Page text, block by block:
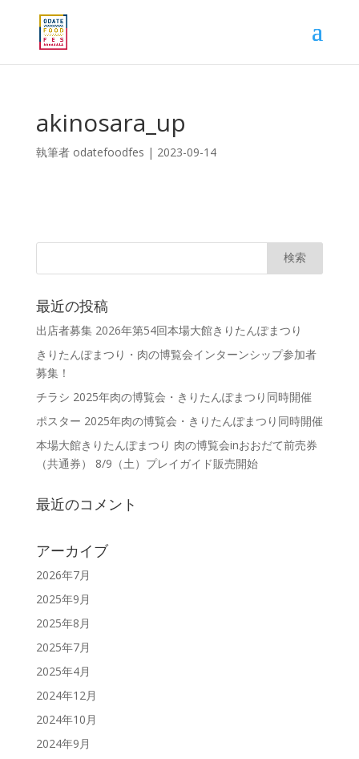
akinosara_up
執筆者 odatefoodfes | 2023-09-14
最近の投稿
出店者募集 2026年第54回本場大館きりたんぽまつり
きりたんぽまつり・肉の博覧会インターンシップ参加者
募集！
チラシ 2025年肉の博覧会・きりたんぽまつり同時開催
ポスター 2025年肉の博覧会・きりたんぽまつり同時開催
本場大館きりたんぽまつり 肉の博覧会inおおだて前売券
（共通券） 8/9（土）プレイガイド販売開始
最近のコメント
アーカイブ
2026年7月
2025年9月
2025年8月
2025年7月
2025年4月
2024年12月
2024年10月
2024年9月